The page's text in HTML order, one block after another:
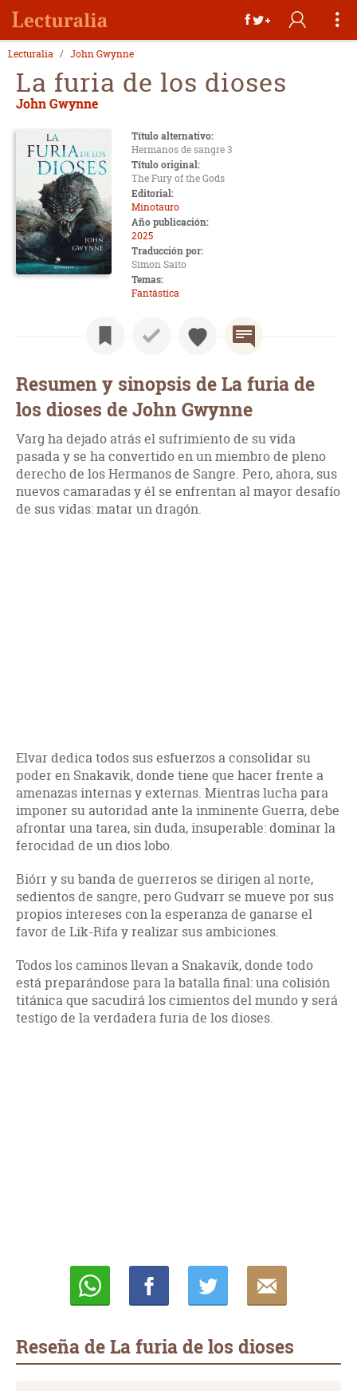
Lecturalia John Gwynne
La furia de los dioses
John Gwynne
Título alternativo:
Hermanos de sangre 3
Título original:
The Fury of the Gods
Editorial:
Minotauro
Año publicación:
2025
Traducción por:
Simon Saito
Temas:
Fantástica
Resumen y sinopsis de La furia de
los dioses de John Gwynne
Varg ha dejado atrás el sufrimiento de su vida
pasada y se ha convertido en un miembro de pleno
derecho de los Hermanos de Sangre. Pero, ahora, sus
nuevos camaradas y él se enfrentan al mayor desafío
de sus vidas: matar un dragón.
Elvar dedica todos sus esfuerzos a consolidar su
poder en Snakavik, donde tiene que hacer frente a
amenazas internas y externas. Mientras lucha para
imponer su autoridad ante la inminente Guerra, debe
afrontar una tarea, sin duda, insuperable: dominar la
ferocidad de un dios lobo.
Biórr y su banda de guerreros se dirigen al norte,
sedientos de sangre, pero Gudvarr se mueve por sus
propios intereses con la esperanza de ganarse el
favor de Lik-Rifa y realizar sus ambiciones.
Todos los caminos llevan a Snakavik, donde todo
está preparándose para la batalla final: una colisión
titánica que sacudirá los cimientos del mundo y será
testigo de la verdadera furia de los dioses.
Reseña de La furia de los dioses